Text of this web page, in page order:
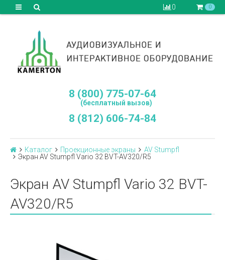
0 0
8 (800) 775-07-64
(бесплатный вызов)
8 (812) 606-74-84
Каталог Проекционные экраны
AV Stumpfl
Экран AV Stumpfl Vario 32 BVT-AV320/R5
Экран AV Stumpfl Vario 32 BVT-
AV320/R5